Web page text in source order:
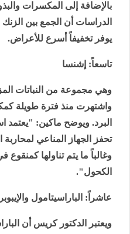
بالإضافة إلى المكسرات
الدراسات أن الجمع بين
يوفر تخفيفاً أسرع للأعراض.
تاسعاً: إشنسا
وهي مجموعة من النباتات
واشتهرت منذ فترة طويلة
البرد. ويوضح ماكين: "يعتمد
تحفز الجهاز المناعي
وغالباً ما يتم تناولها
الكحول".
عاشراً: الباراسيتامول
ويعتبر الدكتور كريس أن